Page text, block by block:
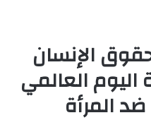
الإنسان
العالمي
المرأة